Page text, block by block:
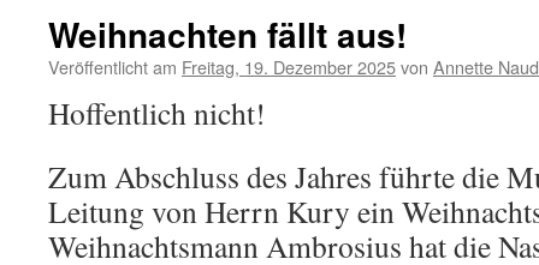
Weihnachten fällt aus!
Veröffentlicht am Freitag, 19. Dezember 2025von Annette
Hoffentlich nicht!
Zum Abschluss des Jahres führte die
Leitung von Herrn Kury ein
Weihnachtsmann Ambrosius hat die